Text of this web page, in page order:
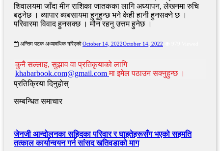
शिवालयमा जाँदा मीन राशिका जातकका लागि अध्यापन, लेखनमा रुचि
बढ्नेछ । व्यापार ब्यबसायमा हुनुहुन्छ भने केही हानी हुनसक्ने छ ।
परिवारमा विवाद हुनसक्छ । मौन रहनु उत्तम हुनेछ ।
अन्तिम पटक अध्यावधिक गरिएको October 14, 2022October 14, 2022
कुनै सल्लाह, सुझाव वा प्रतिकृयाको लागि
khabarbook.com@gmail.comमा इमेल पठाउन सक्नुहुन्छ ।
प्रतिक्रिया दिनुहोस्
सम्बन्धित समाचार
जेनजी आन्दोलनका सहिदका परिवार र घाइतेहरूसँग भएको सहमति
तत्काल कार्यान्वयन गर्न सांसद खतिवडाको माग